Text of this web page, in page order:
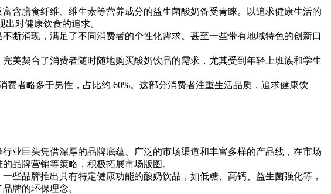
含膳食纤维、维生素等营养成分的益生菌酸奶备受青睐。以追求健康生活的
对健康饮食的追求。
断涌现，满足了不同消费者的个性化需求。甚至一些带有地域特色的创新口
美契合了消费者随时随地购买酸奶饮品的需求，尤其受到年轻上班族和学生
费者略多于男性，占比约 60%。这部分消费者注重生活品质，追求健康饮
业巨头凭借深厚的品牌底蕴、广泛的市场渠道和丰富多样的产品线，在市场
品牌营销等策略，积极拓展市场版图。
些品牌推出具有特定健康功能的酸奶饮品，如低糖、高钙、益生菌强化等，
牌的环保理念。